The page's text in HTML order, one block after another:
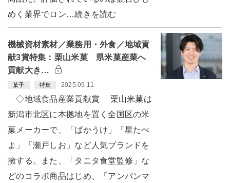
めく業界でロン…続きを読む
機械資材素材／業務用・外食／地域貢
献3賞特集：栗山米菓 県米菓産業へ
貢献大き…
菓子 特集 2025.09.11
◇地域食品産業貢献賞 栗山米菓は
新潟市北区に本拠地を置く全国区の米
菓メーカーで、「ばかうけ」「星たべ
よ」「瀬戸しお」など人気ブランドを
擁する。また、「タニタ食堂監修」な
どのコラボ商品はじめ、「アンパンマ